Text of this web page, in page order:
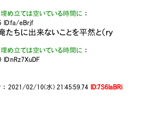
埋め立ては空いている時間に ：
ID:fa/eBrjf
ちに出来ないことを平然と（ｒｙ
埋め立ては空いている時間に ：
ID:nRz7XuDF
：2021/02/10(水) 21:45:59.74 ID:7S6laBRi